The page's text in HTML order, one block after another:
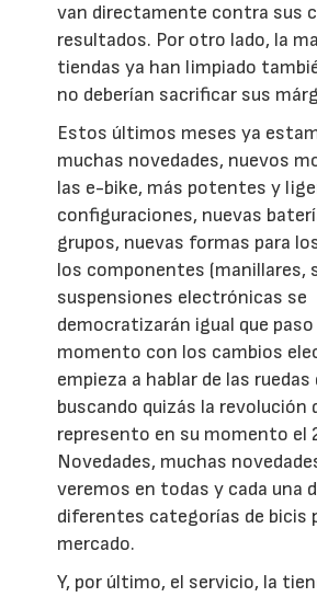
van directamente contra sus
resultados. Por otro lado, la
tiendas ya han limpiado
no deberían sacrificar sus
Estos últimos meses ya
muchas novedades, nuevos
las e-bike, más potentes y
configuraciones, nuevas
grupos, nuevas formas para
los componentes (manillares,
suspensiones electrónicas se
democratizarán igual que paso
momento con los cambios
empieza a hablar de las
buscando quizás la revolución
represento en su momento el
Novedades, muchas
veremos en todas y cada una
diferentes categorías de bicis
mercado.
Y, por último, el servicio, la